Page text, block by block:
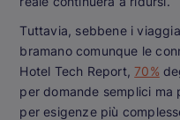
Tuttavia, sebbene i
bramano comunque le
Hotel Tech Report,70%
per domande semplici ma
per esigenze più